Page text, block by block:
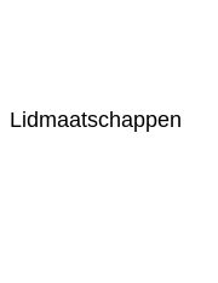
Lidmaatschappen